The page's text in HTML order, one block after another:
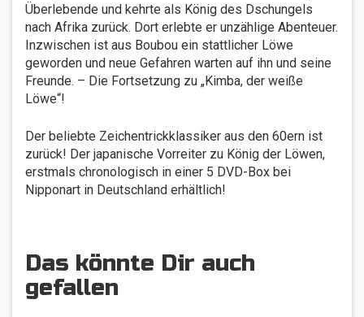
Überlebende und kehrte als König des Dschungels
nach Afrika zurück. Dort erlebte er unzählige Abenteuer.
Inzwischen ist aus Boubou ein stattlicher Löwe
geworden und neue Gefahren warten auf ihn und seine
Freunde. – Die Fortsetzung zu „Kimba, der weiße
Löwe“!
Der beliebte Zeichentrickklassiker aus den 60ern ist
zurück! Der japanische Vorreiter zu König der Löwen,
erstmals chronologisch in einer 5 DVD-Box bei
Nipponart in Deutschland erhältlich!
Das könnte Dir auch
gefallen